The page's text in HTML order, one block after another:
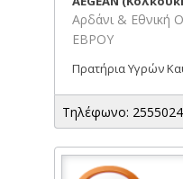
Αρδάνι & Εθνική
ΕΒΡΟΥ
Πρατήρια Υγρών
Τηλέφωνο: